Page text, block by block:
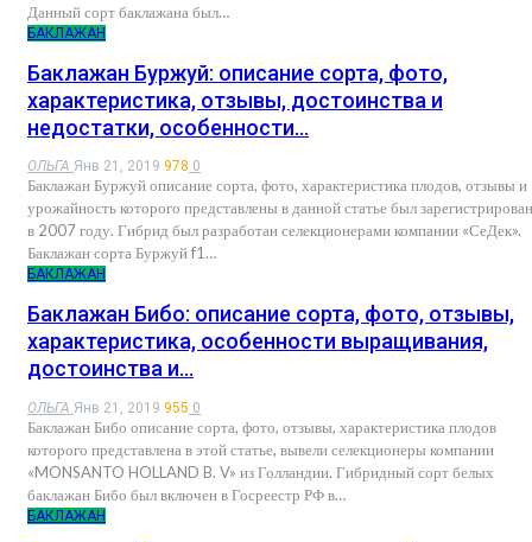
Данный сорт баклажана был…
БАКЛАЖАН
Баклажан Буржуй: описание сорта, фото,
характеристика, отзывы, достоинства и
недостатки, особенности…
ОЛЬГА Янв 21, 2019 978 0
Баклажан Буржуй описание сорта, фото, характеристика плодов, отзывы и
урожайность которого представлены в данной статье был зарегистрирован
в 2007 году. Гибрид был разработан селекционерами компании «СеДек».
Баклажан сорта Буржуй f1…
БАКЛАЖАН
Баклажан Бибо: описание сорта, фото, отзывы,
характеристика, особенности выращивания,
достоинства и…
ОЛЬГА Янв 21, 2019 955 0
Баклажан Бибо описание сорта, фото, отзывы, характеристика плодов
которого представлена в этой статье, вывели селекционеры компании
«MONSANTO HOLLAND B. V» из Голландии. Гибридный сорт белых
баклажан Бибо был включен в Госреестр РФ в…
БАКЛАЖАН